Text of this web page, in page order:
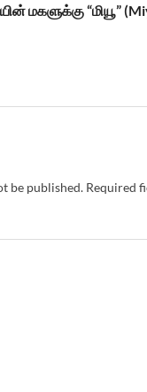
மகளுக்கு “மியூ”
be published. Required